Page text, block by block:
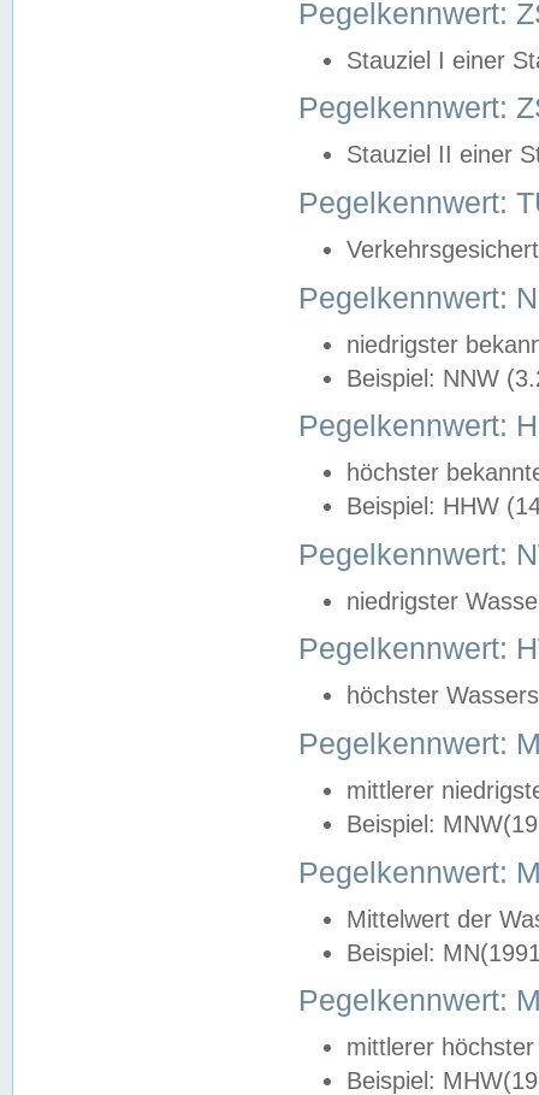
Pegelkennwert:
Stauziel I einer
Pegelkennwert:
Stauziel II einer
Pegelkennwert:
Pegelkennwert:
niedrigster
Beispiel: NNW
Pegelkennwert:
höchster
Beispiel: HHW
Pegelkennwert:
niedrigster
Pegelkennwert:
höchster
Pegelkennwert:
mittlerer
Beispiel:
Pegelkennwert:
Mittelwert der
Beispiel:
Pegelkennwert:
mittlerer
Beispiel: